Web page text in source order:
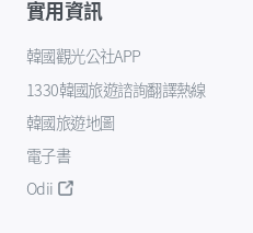
實用資訊
韓國觀光公社APP
1330韓國旅遊諮詢翻譯熱線
韓國旅遊地圖
電子書
Odii